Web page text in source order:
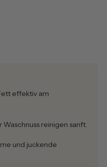
effektiv am
reinigen sanft.
und juckende